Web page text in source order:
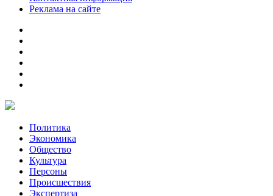
Реклама на сайте
Политика
Экономика
Общество
Культура
Персоны
Происшествия
Экспертиза